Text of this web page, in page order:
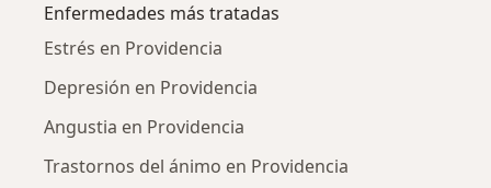
Enfermedades más tratadas
Estrés en Providencia
Depresión en Providencia
Angustia en Providencia
Trastornos del ánimo en Providencia